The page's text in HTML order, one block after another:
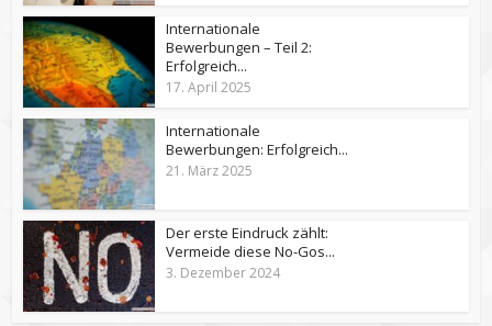
Internationale
Bewerbungen – Teil 2:
Erfolgreich...
17. April 2025
Internationale
Bewerbungen: Erfolgreich...
21. März 2025
Der erste Eindruck zählt:
Vermeide diese No-Gos...
3. Dezember 2024